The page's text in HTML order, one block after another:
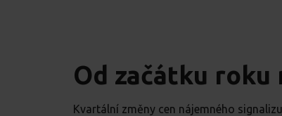
Od začátku
Kvartální změny cen nájemného